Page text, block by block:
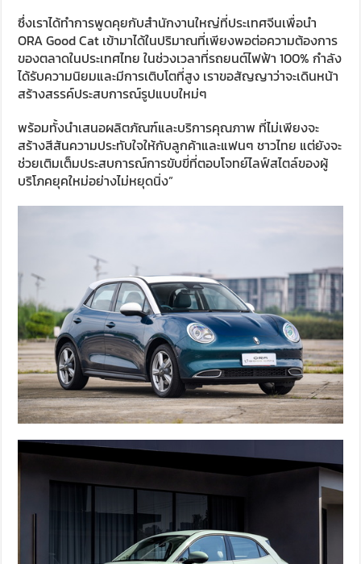
ซึ่งเราได้ทำการพูดคุยกับสำนักงานใหญ่ที่ประเทศจีนเพื่อนำ
ORA Good Cat เข้ามาได้ในปริมาณที่เพียงพอต่อความต้องการ
ของตลาดในประเทศไทย ในช่วงเวลาที่รถยนต์ไฟฟ้า 100% กำลัง
ได้รับความนิยมและมีการเติบโตที่สูง เราขอสัญญาว่าจะเดินหน้า
สร้างสรรค์ประสบการณ์รูปแบบใหม่ๆ
พร้อมทั้งนำเสนอผลิตภัณฑ์และบริการคุณภาพ ที่ไม่เพียงจะ
สร้างสีสันความประทับใจให้กับลูกค้าและแฟนๆ ชาวไทย แต่ยังจะ
ช่วยเติมเต็มประสบการณ์การขับขี่ที่ตอบโจทย์ไลฟ์สไตล์ของผู้
บริโภคยุคใหม่อย่างไม่หยุดนิ่ง”